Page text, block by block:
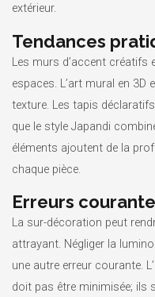
extérieur.
Tendances
Les murs d’accent
espaces. L’art mural en 3D
texture. Les tapis
que le style Japandi
éléments ajoutent de la
chaque pièce.
Erreurs
La sur-décoration peut
attrayant. Négliger la
une autre erreur courante.
doit pas être minimisée;